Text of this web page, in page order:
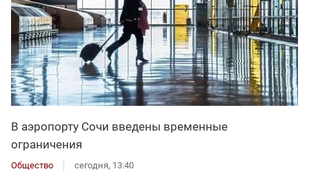
В аэропорту Сочи введены временные
ограничения
Общество сегодня, 13:40